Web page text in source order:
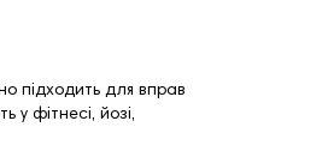
підходить для вправ
у фітнесі, йозі,